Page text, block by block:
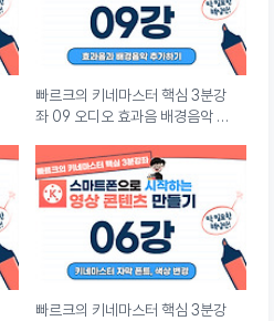
빠르크의 키네마스터 핵심 3분강
좌 09 오디오 효과음 배경음악 추
빠르크의 키네마스터 핵심 3분강